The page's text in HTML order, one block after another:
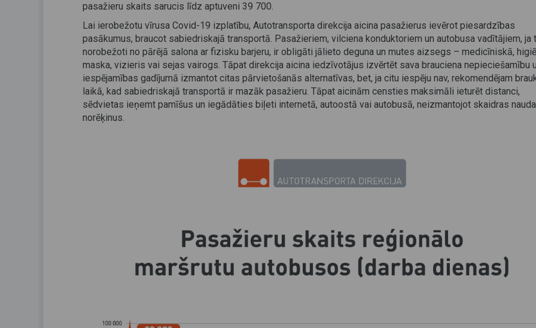
pasažieru skaits sarucis līdz aptuveni 39 700.
Lai ierobežotu vīrusa Covid-19 izplatību, Autotransporta direkcija aicina pasažierus ievērot piesardzības
pasākumus, braucot sabiedriskajā transportā. Pasažieriem, vilciena konduktoriem un autobusa vadītājiem, ja
norobežoti no pārējā salona ar fizisku barjeru, ir obligāti jālieto deguna un mutes aizsegs – medicīniskā,
maska, vizieris vai sejas vairogs. Tāpat direkcija aicina iedzīvotājus izvērtēt sava brauciena nepieciešamību
iespējamības gadījumā izmantot citas pārvietošanās alternatīvas, bet, ja citu iespēju nav, rekomendējam
laikā, kad sabiedriskajā transportā ir mazāk pasažieru. Tāpat aicinām censties maksimāli ieturēt distanci,
sēdvietas ieņemt pamīšus un iegādāties biļeti internetā, autoostā vai autobusā, neizmantojot skaidras
norēķinus.